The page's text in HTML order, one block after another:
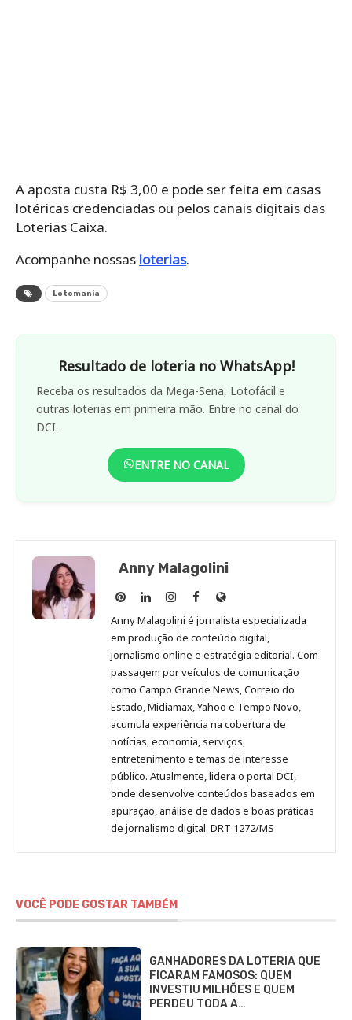
A aposta custa R$ 3,00 e pode ser feita em casas
lotéricas credenciadas ou pelos canais digitais das
Loterias Caixa.
Acompanhe nossas loterias.
Lotomania
Resultado de loteria no WhatsApp!
Receba os resultados da Mega-Sena, Lotofácil e
outras loterias em primeira mão. Entre no canal do
DCI.
ENTRE NO CANAL
Anny Malagolini
Anny
Malagolini
no
Pinterest
Anny
Malagolini
no
LinkedIn
Anny
Malagolini
no
Instagram
Anny
Malagolini
no
Facebook
Site
de
Anny
Malagolini
Anny Malagolini é jornalista especializada
em produção de conteúdo digital,
jornalismo online e estratégia editorial. Com
passagem por veículos de comunicação
como Campo Grande News, Correio do
Estado, Midiamax, Yahoo e Tempo Novo,
acumula experiência na cobertura de
notícias, economia, serviços,
entretenimento e temas de interesse
público. Atualmente, lidera o portal DCI,
onde desenvolve conteúdos baseados em
apuração, análise de dados e boas práticas
de jornalismo digital. DRT 1272/MS
VOCÊ PODE GOSTAR TAMBÉM
GANHADORES DA LOTERIA QUE
FICARAM FAMOSOS: QUEM
INVESTIU MILHÕES E QUEM
PERDEU TODA A…